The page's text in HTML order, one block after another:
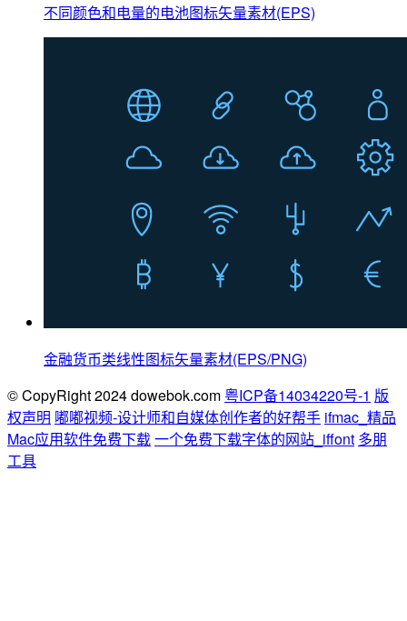
不同颜色和电量的电池图标矢量素材(EPS)
金融货币类线性图标矢量素材(EPS/PNG)
© CopyRight 2024 dowebok.com 粤ICP备14034220号-1 版
权声明 嘟嘟视频-设计师和自媒体创作者的好帮手 ifmac_精品
Mac应用软件免费下载一个免费下载字体的网站_iffont 多朋
工具